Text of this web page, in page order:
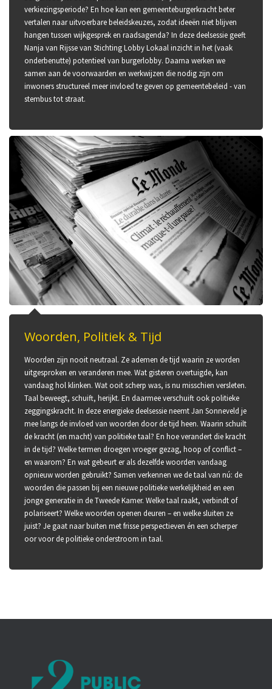
verkiezingsperiode? En hoe kan een gemeenteburgerkracht beter
vertalen naar uitvoerbare beleidskeuzes, zodat ideeën niet blijven
hangen tussen wijkgesprek en raadsagenda? In deze deelsessie geeft
Nanja van Rijsse van Stichting Lobby Lokaal inzicht in het (vaak
onderbenutte) potentieel van burgerlobby. Daarna werken we
samen aan de voorwaarden en werkwijzen die nodig zijn om
inwoners structureel meer invloed te geven op gemeentebeleid - van
stembus tot straat.
Woorden, Politiek & Tijd
Woorden zijn nooit neutraal. Ze ademen de tijd waarin ze worden
uitgesproken en veranderen mee. Wat gisteren overtuigde, kan
vandaag hol klinken. Wat ooit scherp was, is nu misschien versleten.
Taal beweegt, schuift, herijkt. En daarmee verschuift ook politieke
zeggingskracht. In deze energieke deelsessie neemt Jan Sonneveld je
mee langs de invloed van woorden door de tijd heen. Waarin schuilt
de kracht (en macht) van politieke taal? En hoe verandert die kracht
in de tijd? Welke termen droegen vroeger gezag, hoop of conflict –
en waarom? En wat gebeurt er als dezelfde woorden vandaag
opnieuw worden gebruikt? Samen verkennen we de taal van nú: de
woorden die passen bij een nieuwe politieke werkelijkheid en een
jonge generatie in de Tweede Kamer. Welke taal raakt, verbindt of
polariseert? Welke woorden openen deuren – en welke sluiten ze
juist? Je gaat naar buiten met frisse perspectieven én een scherper
oor voor de politieke onderstroom in taal.